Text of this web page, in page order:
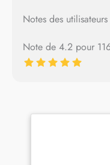
Notes des
Note de 4.2 pour